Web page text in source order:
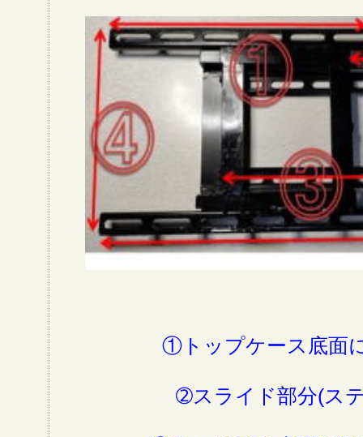
①トップケース底面
➁スライド部分(ス